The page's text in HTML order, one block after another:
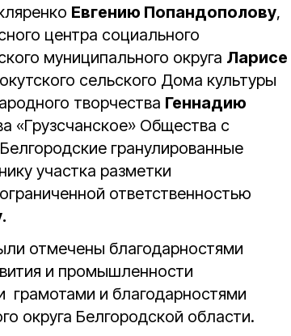
Евгению Попандополову,
центра социального
муниципального округа Ларисе
сельского Дома культуры
творчества Геннадию
«Грузсчанское» Общества с
гранулированные
участка разметки
ответственностью
отмечены благодарностями
и промышленности
грамотами и благодарностями
округа Белгородской области.